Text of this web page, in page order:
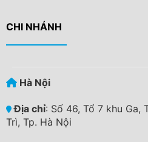
CHI NHÁNH
Hà Nội
Địa chỉ: Số 46, Tổ 7 khu Ga,
Trì, Tp. Hà Nội